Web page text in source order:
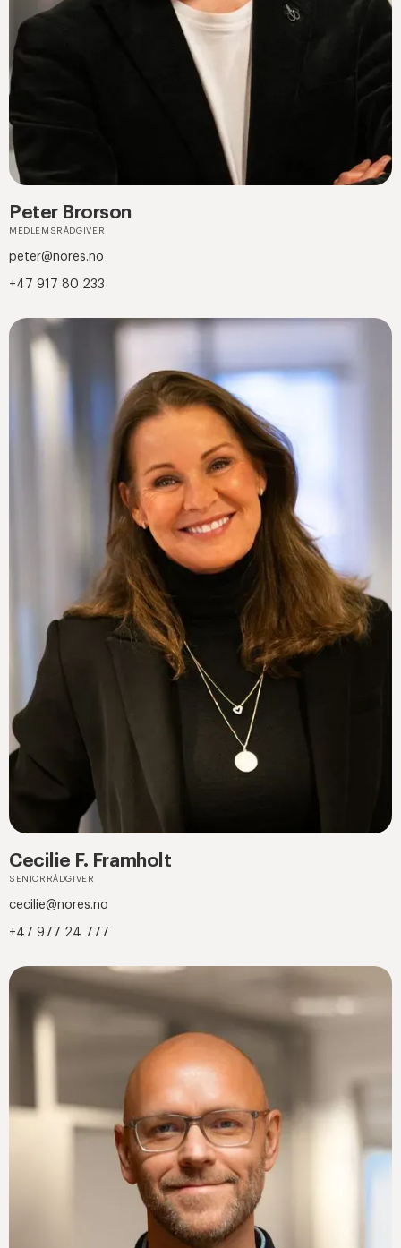
Peter Brorson
MEDLEMSRÅDGIVER
peter@nores.no
+47 917 80 233
Cecilie F. Framholt
SENIORRÅDGIVER
cecilie@nores.no
+47 977 24 777